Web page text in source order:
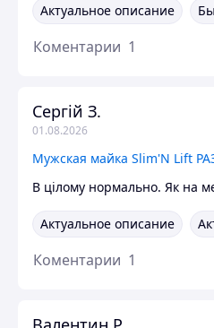
Актуальное описание
Коментарии 1
Сергій З.
01.08.2026
В цілому нормально. Як на
Актуальное описание
Коментарии 1